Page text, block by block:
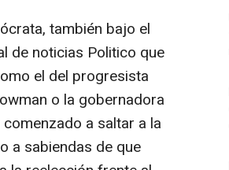
también bajo el
de noticias Politico que
el del progresista
o la gobernadora
a saltar a la
a sabiendas de que